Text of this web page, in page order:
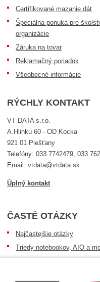
Certifikované mazanie dát
Špeciálna ponuka pre
organizácie
Záruka na tovar
Reklamačný poriadok
Všeobecné informácie
RÝCHLY KONTAKT
VT DATA s.r.o.
A.Hlinku 60 - OD Kocka
921 01 Piešťany
Telefóny: 033 7742479, 033
Email: vtdata@vtdata.sk
Úplný kontakt
ČASTÉ OTÁZKY
Najčastejšie otázky
Triedy notebookov, AIO a